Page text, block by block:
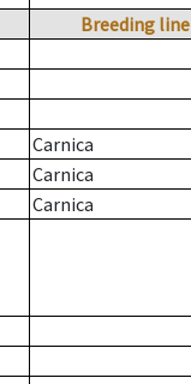
Breeding line
Carnica
Carnica
Carnica